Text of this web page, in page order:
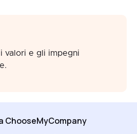
valori e gli impegni
ChooseMyCompany